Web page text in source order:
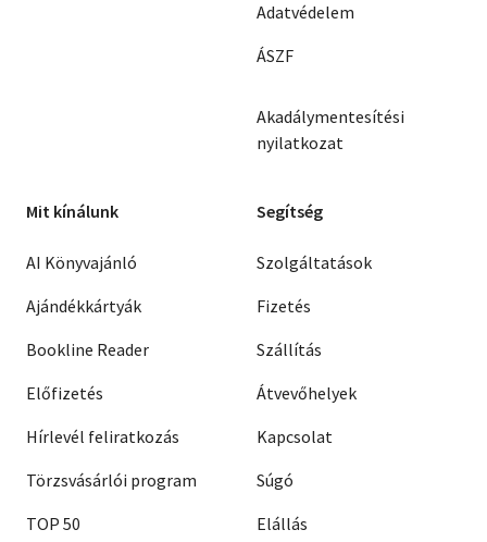
Adatvédelem
ÁSZF
Akadálymentesítési
nyilatkozat
Mit kínálunk
AI Könyvajánló
Ajándékkártyák
Bookline Reader
Előfizetés
Hírlevél feliratkozás
Törzsvásárlói program
TOP 50
Segítség
Szolgáltatások
Fizetés
Szállítás
Átvevőhelyek
Kapcsolat
Súgó
Elállás